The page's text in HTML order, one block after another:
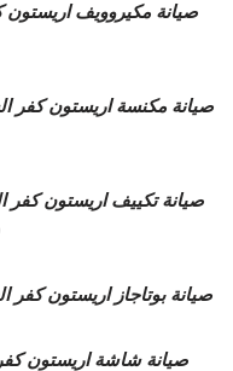
صيانة مكيروويف اريستون
صيانة مكنسة اريستون كفر
صيانة تكييف اريستون كفر
صيانة بوتاجاز اريستون كفر
صيانة شاشة اريستون